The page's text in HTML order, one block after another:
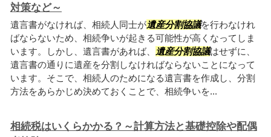
対策など～
遺言書がなければ、相続人同士が遺産分割協議を行わなけれ
ばならないため、相続争いが起きる可能性が高くなってしま
います。しかし、遺言書があれば、
遺産分割協議はせずに、
遺言書の通りに遺産を分割しなければならないことになって
います。そこで、相続人のためになる遺言書を作成し、分割
方法をあらかじめ決めておくことで、相続争いを...
相続税はいくらかかる？～計算方法と基礎控除や配偶